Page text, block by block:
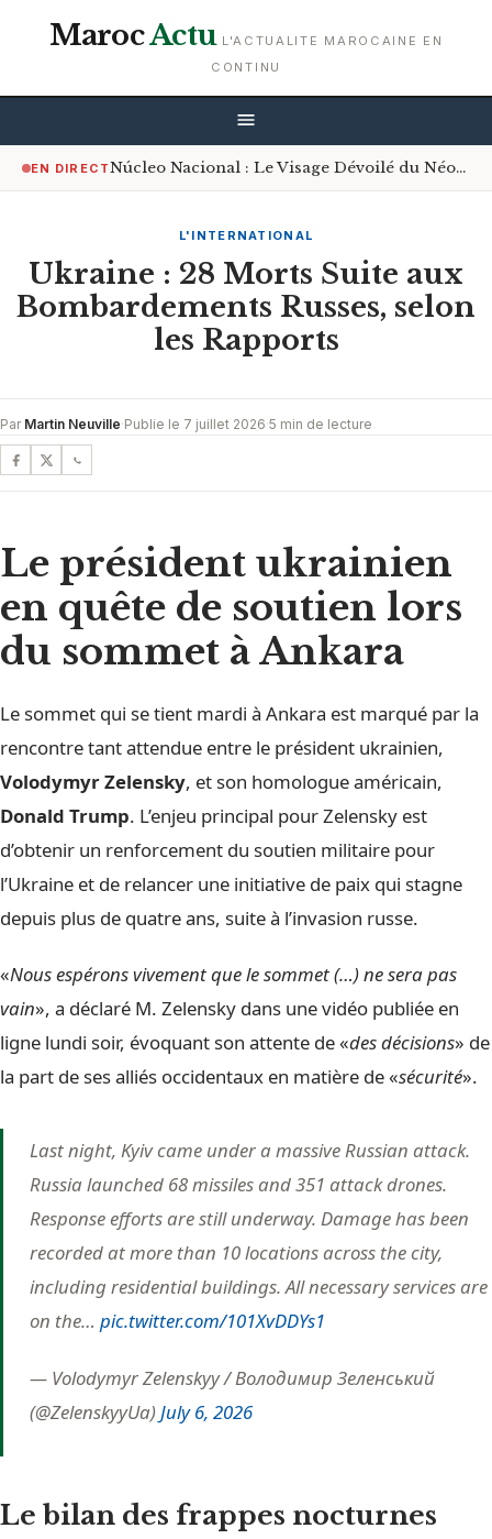
MarocActu L'ACTUALITE MAROCAINE EN
CONTINU
EN DIRECT Núcleo Nacional : Le Visage Dévoilé du Néonazisme Espagnol
L'INTERNATIONAL
Ukraine : 28 Morts Suite aux
Bombardements Russes, selon
les Rapports
Par Martin Neuville·Publie le 7 juillet 2026·5 min de lecture
Le président ukrainien
en quête de soutien lors
du sommet à Ankara
Le sommet qui se tient mardi à Ankara est marqué par la
rencontre tant attendue entre le président ukrainien,
Volodymyr Zelensky, et son homologue américain,
Donald Trump. L’enjeu principal pour Zelensky est
d’obtenir un renforcement du soutien militaire pour
l’Ukraine et de relancer une initiative de paix qui stagne
depuis plus de quatre ans, suite à l’invasion russe.
«Nous espérons vivement que le sommet (…) ne sera pas
vain», a déclaré M. Zelensky dans une vidéo publiée en
ligne lundi soir, évoquant son attente de «des décisions» de
la part de ses alliés occidentaux en matière de «sécurité».
Last night, Kyiv came under a massive Russian attack.
Russia launched 68 missiles and 351 attack drones.
Response efforts are still underway. Damage has been
recorded at more than 10 locations across the city,
including residential buildings. All necessary services are
on the… pic.twitter.com/101XvDDYs1
— Volodymyr Zelenskyy / Володимир Зеленський
(@ZelenskyyUa)July 6, 2026
Le bilan des frappes nocturnes